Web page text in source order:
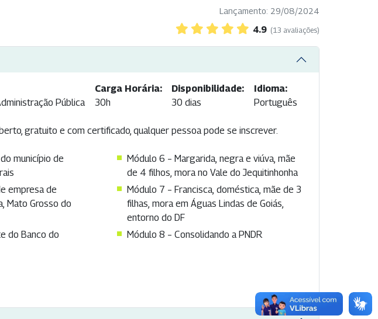
Lançamento: 29/08/2024
4.9 (13 avaliações)
Pública
Carga Horária:
30h
Disponibilidade:
30 dias
Idioma:
Português
gratuito e com certificado, qualquer pessoa pode se inscrever.
município de
empresa de
Mato Grosso do
do Banco do
Módulo 6 – Margarida, negra e viúva, mãe
de 4 filhos, mora no Vale do Jequitinhonha
Módulo 7 – Francisca, doméstica, mãe de 3
filhas, mora em Águas Lindas de Goiás,
entorno do DF
Módulo 8 – Consolidando a PNDR